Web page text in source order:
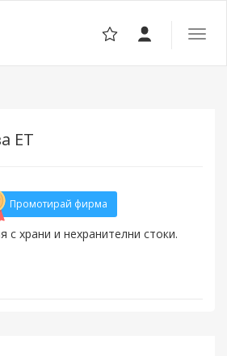
ЕТ
Промотирай фирма
с храни и нехранителни стоки.